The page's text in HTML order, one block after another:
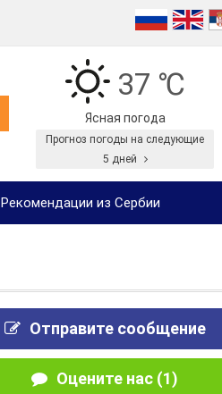
37 ℃
Ясная погода
Прогноз погоды на следующие
5 дней
Рекомендации из Сербии
Отправите сообщение
Оцените нас (1)